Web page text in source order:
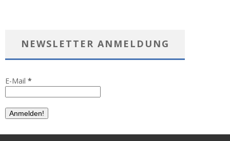
NEWSLETTER ANMELDUNG
E-Mail *